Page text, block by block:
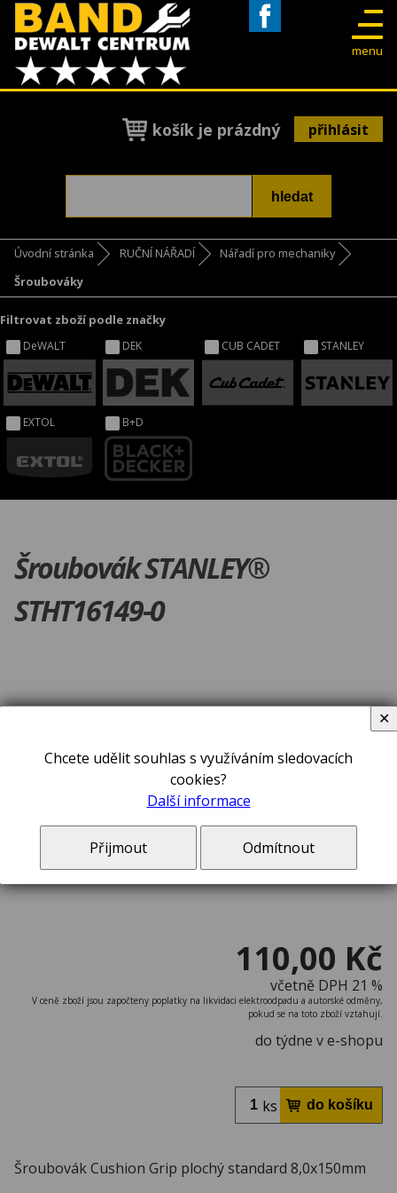
menu
košík je prázdný přihlásit
Úvodní stránka RUČNÍ NÁŘADÍ
Nářadí pro mechaniky
Šroubováky
Filtrovat zboží podle značky
DeWALT DEK CUB CADET STANLEY
EXTOL B+D
Šroubovák STANLEY®
STHT16149-0
110,00 Kč
včetně DPH 21 %
V ceně zboží jsou započteny poplatky na likvidaci elektroodpadu a autorské odměny,
pokud se na toto zboží vztahují.
do týdne v e-shopu
ks
Šroubovák Cushion Grip plochý standard 8,0x150mm
Chcete udělit souhlas s využíváním sledovacích
cookies?
Další informace
Přijmout Odmítnout
✕